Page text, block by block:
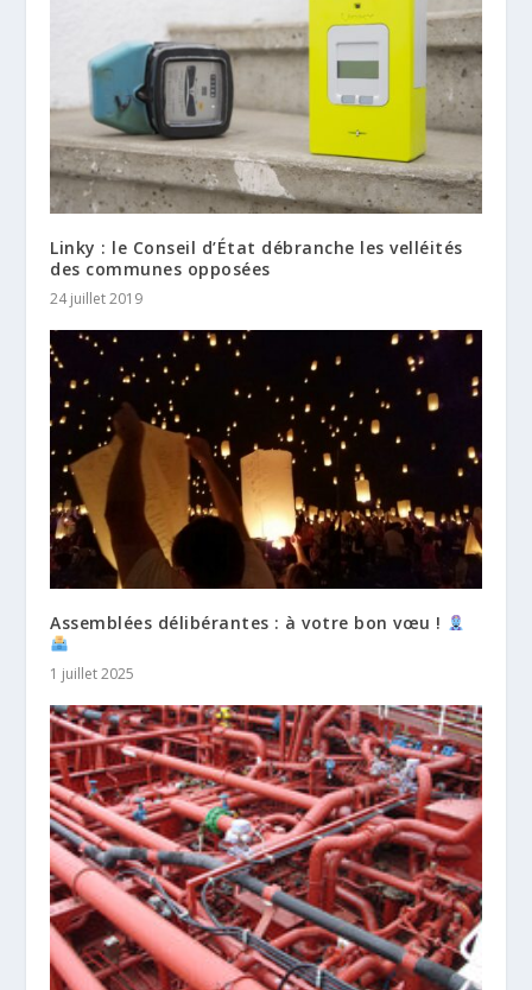
Linky : le Conseil d’État débranche les velléités
des communes opposées
24 juillet 2019
Assemblées délibérantes : à votre bon vœu !
1 juillet 2025